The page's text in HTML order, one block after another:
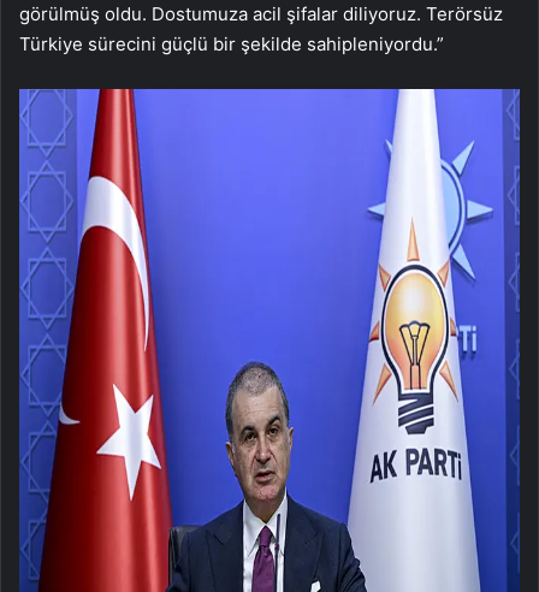
görülmüş oldu. Dostumuza acil şifalar diliyoruz. Terörsüz
Türkiye sürecini güçlü bir şekilde sahipleniyordu.”